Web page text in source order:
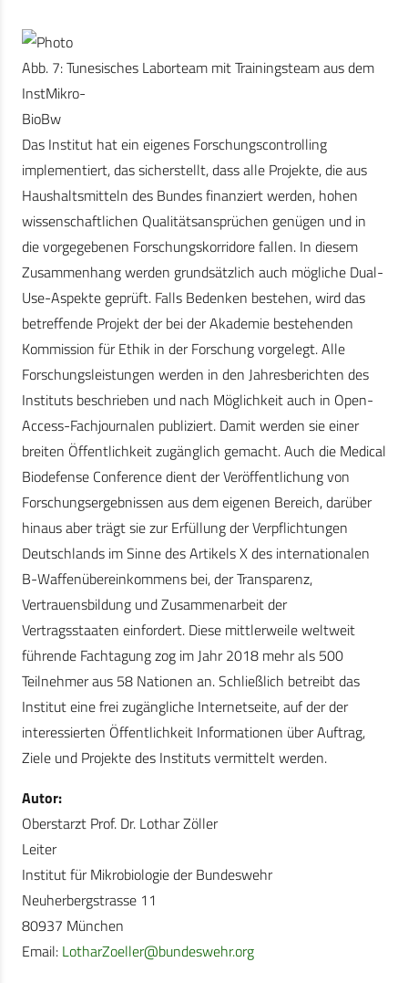
Abb. 7: Tunesisches Laborteam mit Trainingsteam aus dem
InstMikro-
BioBw
Das Institut hat ein eigenes Forschungscontrolling
implementiert, das sicherstellt, dass alle Projekte, die aus
Haushaltsmitteln des Bundes finanziert werden, hohen
wissenschaftlichen Qualitätsansprüchen genügen und in
die vorgegebenen Forschungskorridore fallen. In diesem
Zusammenhang werden grundsätzlich auch mögliche Dual-
Use-Aspekte geprüft. Falls Bedenken bestehen, wird das
betreffende Projekt der bei der Akademie bestehenden
Kommission für Ethik in der Forschung vorgelegt. Alle
Forschungsleistungen werden in den Jahresberichten des
Instituts beschrieben und nach Möglichkeit auch in Open-
Access-Fachjournalen publiziert. Damit werden sie einer
breiten Öffentlichkeit zugänglich gemacht. Auch die Medical
Biodefense Conference dient der Veröffentlichung von
Forschungsergebnissen aus dem eigenen Bereich, darüber
hinaus aber trägt sie zur Erfüllung der Verpflichtungen
Deutschlands im Sinne des Artikels X des internationalen
B-Waffenübereinkommens bei, der Transparenz,
Vertrauensbildung und Zusammenarbeit der
Vertragsstaaten einfordert. Diese mittlerweile weltweit
führende Fachtagung zog im Jahr 2018 mehr als 500
Teilnehmer aus 58 Nationen an. Schließlich betreibt das
Institut eine frei zugängliche Internetseite, auf der der
interessierten Öffentlichkeit Informationen über Auftrag,
Ziele und Projekte des Instituts vermittelt werden.
Autor:
Oberstarzt Prof. Dr. Lothar Zöller
Leiter
Institut für Mikrobiologie der Bundeswehr
Neuherbergstrasse 11
80937 München
Email: LotharZoeller@bundeswehr.org